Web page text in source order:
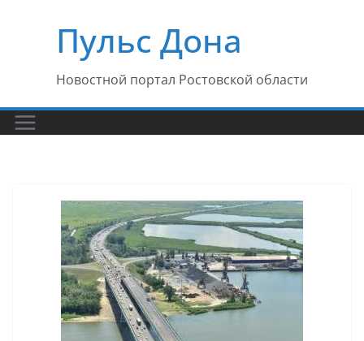
содержимомуПульс Дона
Новостной портал Ростовской области